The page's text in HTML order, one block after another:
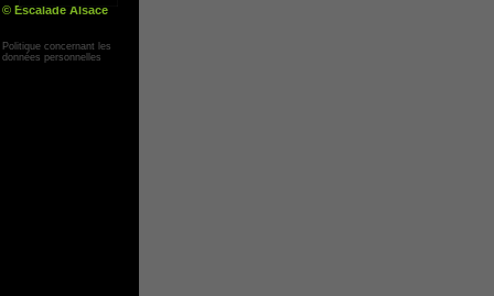
© Escalade Alsace
Politique concernant les
données personnelles